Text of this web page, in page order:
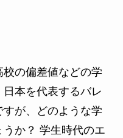
の偏差値などの学
本を代表するバレ
すが、どのような学
か？ 学生時代のエ